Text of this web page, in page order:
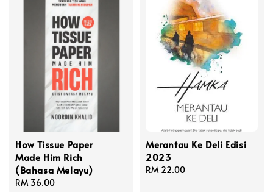
How Tissue Paper
Made Him Rich
(Bahasa Melayu)
Regular
RM 36.00
Merantau Ke Deli Edisi
2023
Regular
RM 22.00